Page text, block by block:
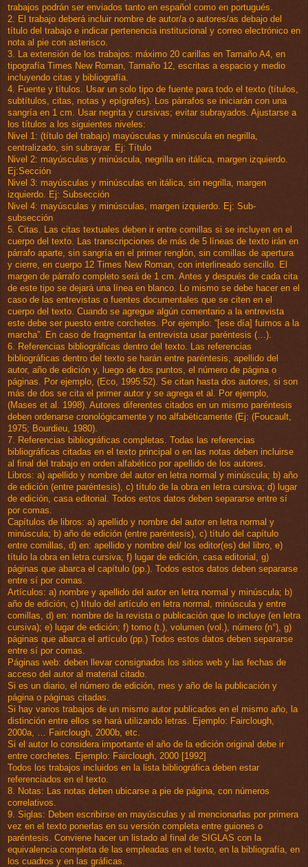
trabajos podrán ser enviados tanto en español como en portugués.
2. El trabajo deberá incluir nombre de autor/a o autores/as debajo del
título del trabajo e indicar pertenencia institucional y correo electrónico en
nota al pie con asterisco.
3. La extensión de los trabajos: máximo 20 carillas en Tamaño A4, en
tipografía Times New Roman, Tamaño 12, escritas a espacio y medio
incluyendo citas y bibliografía.
4. Fuente y títulos. Usar un solo tipo de fuente para todo el texto (títulos,
subtítulos, citas, notas y epígrafes). Los párrafos se iniciarán con una
sangría en 1 cm. Usar negrita y cursivas; evitar subrayados. Ajustarse a
los títulos a los siguientes niveles:
Nivel 1: (título del trabajo) mayúsculas y minúscula en negrilla,
centralizado, sin subrayar. Ej: Título
Nivel 2: mayúsculas y minúscula, negrilla en itálica, margen izquierdo.
Ej:Sección
Nivel 3: mayúsculas y minúsculas en itálica, sin negrilla, margen
izquierdo. Ej: Subsección
Nivel 4: mayúsculas y minúsculas, margen izquierdo. Ej: Sub-
subsección
5. Citas. Las citas textuales deben ir entre comillas si se incluyen en el
cuerpo del texto. Las transcripciones de más de 5 líneas de texto irán en
párrafo aparte, sin sangría en el primer renglón, sin comillas de apertura
y cierre, en cuerpo 12 Times New Roman, con interlineado sencillo. El
margen de párrafo completo será de 1 cm. Antes y después de cada cita
de este tipo se dejará una línea en blanco. Lo mismo se debe hacer en el
caso de las entrevistas o fuentes documentales que se citen en el
cuerpo del texto. Cuando se agregue algún comentario a la entrevista
este debe ser puesto entre corchetes. Por ejemplo: “[ese día] fuimos a la
marcha”. En caso de fragmentar la entrevista usar paréntesis (…).
6. Referencias bibliográficas dentro del texto. Las referencias
bibliográficas dentro del texto se harán entre paréntesis, apellido del
autor, año de edición y, luego de dos puntos, el número de página o
páginas. Por ejemplo, (Eco, 1995:52). Se citan hasta dos autores, si son
más de dos se cita el primer autor y se agrega et al. Por ejemplo,
(Mases et al. 1998). Autores diferentes citados en un mismo paréntesis
deben ordenarse cronológicamente y no alfabéticamente (Ej: (Foucault,
1975; Bourdieu, 1980).
7. Referencias bibliográficas completas. Todas las referencias
bibliográficas citadas en el texto principal o en las notas deben incluirse
al final del trabajo en orden alfabético por apellido de los autores.
Libros: a) apellido y nombre del autor en letra normal y minúscula; b) año
de edición (entre paréntesis), c) título de la obra en letra cursiva; d) lugar
de edición, casa editorial. Todos estos datos deben separarse entre sí
por comas.
Capítulos de libros: a) apellido y nombre del autor en letra normal y
minúscula; b) año de edición (entre paréntesis), c) título del capítulo
entre comillas, d) en: apellido y nombre del/ los editor(es) del libro, e)
título la obra en letra cursiva; f) lugar de edición, casa editorial, g)
páginas que abarca el capítulo (pp.). Todos estos datos deben separarse
entre sí por comas.
Artículos: a) nombre y apellido del autor en letra normal y minúscula; b)
año de edición, c) título del artículo en letra normal, minúscula y entre
comillas, d) en: nombre de la revista o publicación que lo incluye (en letra
cursiva); e) lugar de edición; f) tomo (t.), volumen (vol.), número (n°), g)
páginas que abarca el artículo (pp.) Todos estos datos deben separarse
entre sí por comas.
Páginas web: deben llevar consignados los sitios web y las fechas de
acceso del autor al material citado.
Si es un diario, el número de edición, mes y año de la publicación y
página o páginas citadas.
Si hay varios trabajos de un mismo autor publicados en el mismo año, la
distinción entre ellos se hará utilizando letras. Ejemplo: Fairclough,
2000a, … Fairclough, 2000b, etc.
Si el autor lo considera importante el año de la edición original debe ir
entre corchetes. Ejemplo: Fairclough, 2000 [1992]
Todos los trabajos incluidos en la lista bibliográfica deben estar
referenciados en el texto.
8. Notas: Las notas deben ubicarse a pie de página, con números
correlativos.
9. Siglas: Deben escribirse en mayúsculas y al mencionarlas por primera
vez en el texto ponerlas en su versión completa entre guiones o
paréntesis. Conviene hacer un listado al final de SIGLAS con la
equivalencia completa de las empleadas en el texto, en la bibliografía, en
los cuadros y en las gráficas.